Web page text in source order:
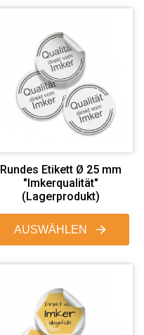
Rundes Etikett Ø 25 mm
"Imkerqualität"
(Lagerprodukt)
AUSWÄHLEN